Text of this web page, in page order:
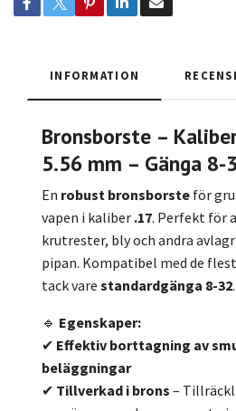
INFORMATION
Bronsborste –
5.56 mm – Gänga 8-
En robust bronsborste för
vapen i kaliber .17. Perfekt för
krutrester, bly och andra
pipan. Kompatibel med de
tack vare standardgänga 8-32.
🔹 Egenskaper:
✔ Effektiv borttagning av
beläggningar
✔ Tillverkad i brons –